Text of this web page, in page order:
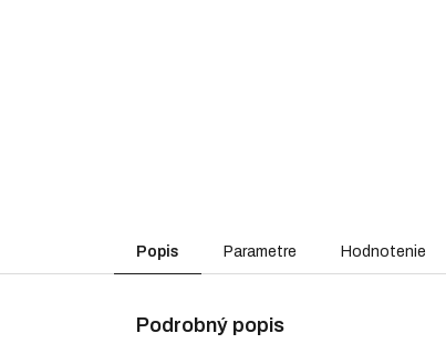
Popis Parametre Hodnotenie
Podrobný popis